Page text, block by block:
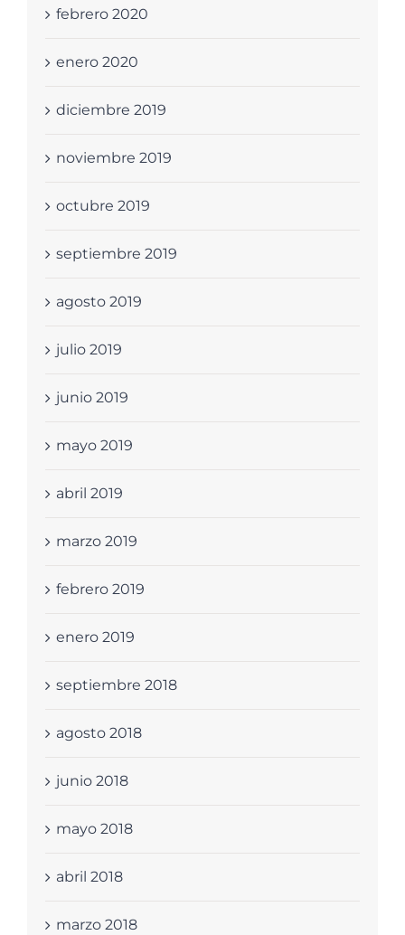
febrero 2020
enero 2020
diciembre 2019
noviembre 2019
octubre 2019
septiembre 2019
agosto 2019
julio 2019
junio 2019
mayo 2019
abril 2019
marzo 2019
febrero 2019
enero 2019
septiembre 2018
agosto 2018
junio 2018
mayo 2018
abril 2018
marzo 2018